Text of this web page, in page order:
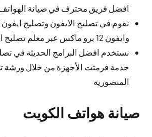
افضل فريق محترف في صيانة الهواتف
وايفون 12 برو ماكس عبر معلم تصليح ايفون المنصورية
نستخدم افضل البرامج الحديثة في
خدمة فرمتت الأجهزة من خلال ورشة
المنصورية
صيانة هواتف الكويت